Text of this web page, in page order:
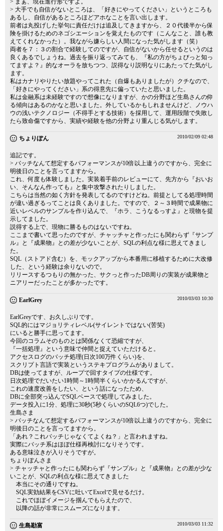
> まぁ、現在進行形ですよ。
> 大手でも自信がないところは、「好きにやってください」というところも
あるし、自信があるところほどアホなことを言い出します。
前者は丸投げした挙句に責任だけは追及してきますから、２０代後半から保
険を掛けるためのネゴシエーションを覚えたものです（こんなこと、誰も教
えてくれなかった）。我ながら嫌らしい人間になった気がします（笑）
両者を７：３の割合で経験してのですが、自信がないから任せるというのは
良くあるでしょうね。過去を振り返ってみても、『私の方がちょびっと知っ
てますよ？』的なオーラを放ちつつ、説得なり説明なりにあたってた気がし
ます。
私はカナリやりたい放題やってこれた（自爆もありましたが）クチなので、
「好きにやってください」系の得意先に偏っていたと思いました。
私は金融系は未経験ですので想像になりますが、かの分野ほど生島さんの仰
る傾向はあるのかなと思いました。外しているかもしれませんけど、ノウハ
ウの浅いテクノロジー（不得手とする技術）を採用して、運用段階で失敗し
たら致命傷ですから、実績や経験を他の分野より重んじる気がします。
ちょりぽん 2010/02/09 02:48
追記です。
> バッチなんて想定するパフォーマンスが10倍以上違うのですから、完全に
明後日のことを言ってますから。
これ、何度も体験しました。実装着手前のレビューにて、先方から『おいお
い、そんなん作っても』と集中攻撃されたりしました。
こちらは当然の如く方針を発表してるのですけどね。前提としてる処理時間
が違い過ぎるってことは良くありました。ですので、２～３時間で成果物に
近いレベルのサンプルを作り込んで、『ホラ、こうなるっすよ』と現物を提
示してました。
説得する上で、現物に勝るものはないですね。
ここまで書いて思ったのですが、チャッチャと作ったにも関わらず『サンプ
ル』と『成果物』との差が少ないことが、SQLの利点な様に思えてきまし
た。
SQL（ストアド含む）を、モックアップから本番用に移植するために大改修
した、という経験は余りないので。
リリースするつもりの無かった、サクっと作ったDB周りの実装が成果物と
ニアリーだったことが多かったです。
EarlGrey 2010/03/03 10:30
EarlGreyです、お久しぶりです。
SQL的にはマジョリティレベル(サイレントではない(苦笑)
にいると勝手に思ってます。
今回のコラムそのものとは関係なくて恐縮ですが、
『一括処理』という意味で仲間と捉えていただけると。
アクセスログのバッチ処理(日次100万件くらい)を、
スクリプト言語で実装というステキプログラムがありまして。
DBは使ってますが、ループで回すタイプの仕様です。
日次処理でだいたい1時間～1時間半くらいかかるんですが、
これの速度改善をしたい、という話になったため、
DBに全部突っ込んでSQLベースで処理してみました。
データ投入に1分、処理に30秒(5秒くらいのSQL6つ)でした。
生島さま
> バッチなんて想定するパフォーマンスが10倍以上違うのですから、完全に
明後日のことを言ってますから。
「あれ？これバッチじゃなくてよくね？」と言われますね。
実際にバッチ系はほぼ仕様再検討になりそうです。
ある意味泣きが入りそうですが。
ちょりぽんさま
> チャッチャと作ったにも関わらず『サンプル』と『成果物』との差が少な
いことが、SQLの利点な様に思えてきました
本当にその通りですね。
SQL実効結果をCSVに吐いてExcelで見せるだけ。
これでほぼイメージを掴んでもらえたので、
以降の話が非常にスムーズになります。
生島勘富 2010/03/03 11:32